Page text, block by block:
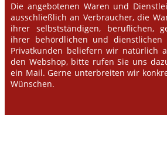
Die angebotenen Waren und
ausschließlich an Verbraucher, die
ihrer selbstständigen, beruflichen,
ihrer behördlichen und dienstlichen
Privatkunden beliefern wir natürlich
den Webshop, bitte rufen Sie uns
ein Mail. Gerne unterbreiten wir
Wünschen.